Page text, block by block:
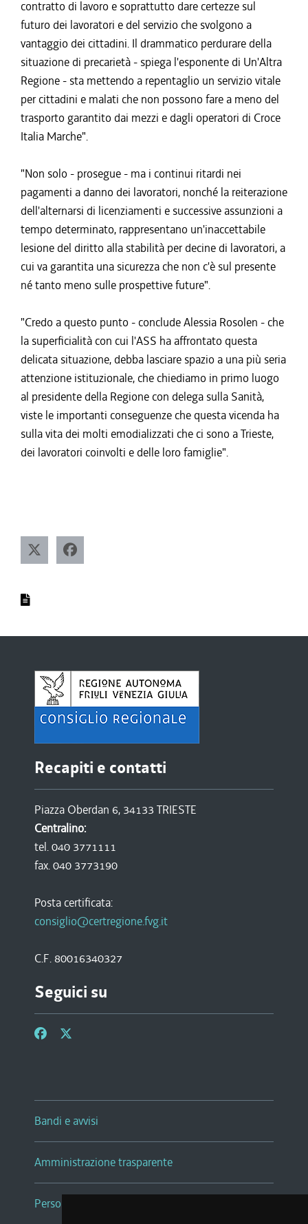
contratto di lavoro e soprattutto dare certezze sul
futuro dei lavoratori e del servizio che svolgono a
vantaggio dei cittadini. Il drammatico perdurare della
situazione di precarietà - spiega l'esponente di Un'Altra
Regione - sta mettendo a repentaglio un servizio vitale
per cittadini e malati che non possono fare a meno del
trasporto garantito dai mezzi e dagli operatori di Croce
Italia Marche".
"Non solo - prosegue - ma i continui ritardi nei
pagamenti a danno dei lavoratori, nonché la reiterazione
dell'alternarsi di licenziamenti e successive assunzioni a
tempo determinato, rappresentano un'inaccettabile
lesione del diritto alla stabilità per decine di lavoratori, a
cui va garantita una sicurezza che non c'è sul presente
né tanto meno sulle prospettive future".
"Credo a questo punto - conclude Alessia Rosolen - che
la superficialità con cui l'ASS ha affrontato questa
delicata situazione, debba lasciare spazio a una più seria
attenzione istituzionale, che chiediamo in primo luogo
al presidente della Regione con delega sulla Sanità,
viste le importanti conseguenze che questa vicenda ha
sulla vita dei molti emodializzati che ci sono a Trieste,
dei lavoratori coinvolti e delle loro famiglie".
Recapiti e contatti
Piazza Oberdan 6, 34133 TRIESTE
Centralino:
tel. 040 3771111
fax. 040 3773190
Posta certificata:
consiglio@certregione.fvg.it
C.F. 80016340327
Seguici su
Bandi e avvisi
Amministrazione trasparente
Persone e Uffici